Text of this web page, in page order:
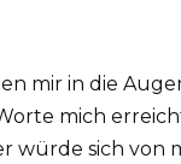
mir in die
mich
würde sich von